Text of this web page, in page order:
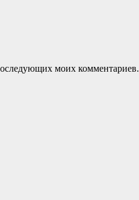
моих комментариев.